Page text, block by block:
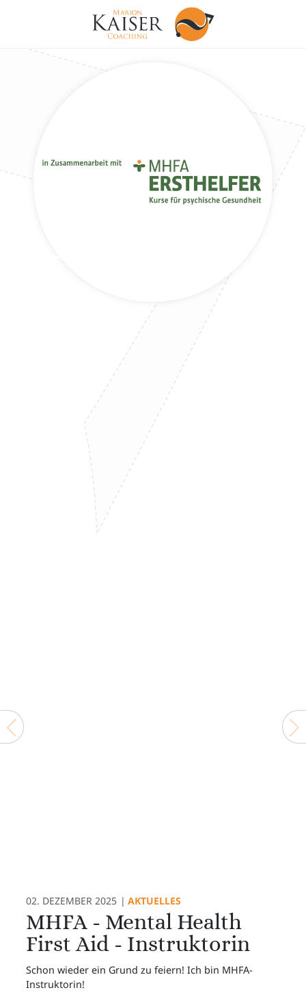
02. DEZEMBER 2025 AKTUELLES
MHFA - Mental Health
First Aid - Instruktorin
Schon wieder ein Grund zu feiern! Ich bin MHFA-
Instruktorin!
Vorheriger Beitrag: 31.